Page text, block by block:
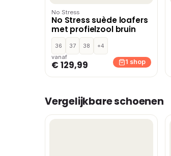
No Stress
No Stress suède loafers
met profielzool bruin
36 37 38
+4
vanaf
€ 129,99 1 shop
Vergelijkbare schoenen